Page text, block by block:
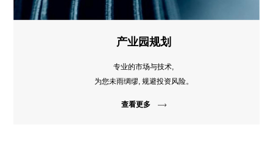
产业园规划
专业的市场与技术,
为您未雨绸缪, 规避投资风险。
查看更多